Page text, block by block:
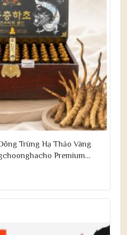
Trùng Hạ Thảo Vàng
Premium